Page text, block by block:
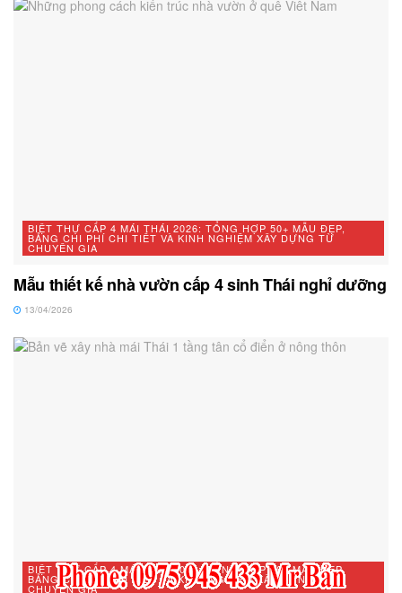
BIỆT THỰ CẤP 4 MÁI THÁI 2026: TỔNG HỢP 50+ MẪU ĐẸP,
BẢNG CHI PHÍ CHI TIẾT VÀ KINH NGHIỆM XÂY DỰNG TỪ
CHUYÊN GIA
Mẫu thiết kế nhà vườn cấp 4 sinh Thái nghỉ dưỡng
13/04/2026
BIỆT THỰ CẤP 4 MÁI THÁI 2026: TỔNG HỢP 50+ MẪU ĐẸP,
BẢNG CHI PHÍ CHI TIẾT VÀ KINH NGHIỆM XÂY DỰNG TỪ
CHUYÊN GIA